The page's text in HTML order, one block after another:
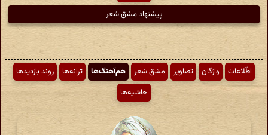
پیشنهاد مشق شعر
اطّلاعات واژگان تصاویر مشق شعر هم‌آهنگ‌ها ترانه‌ها
روند بازدیدها
حاشیه‌ها